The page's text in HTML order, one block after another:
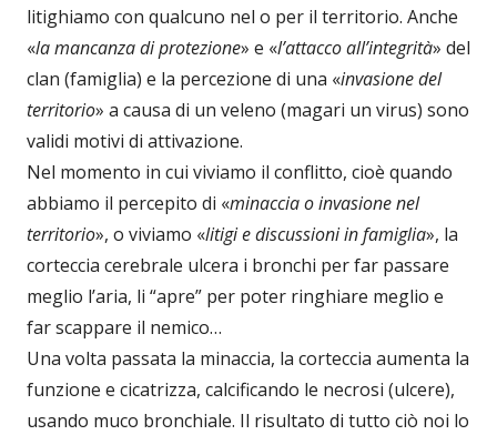
litighiamo con qualcuno nel o per il territorio. Anche
«la mancanza di protezione» e «l’attacco all’integrità» del
clan (famiglia) e la percezione di una «invasione del
territorio» a causa di un veleno (magari un virus) sono
validi motivi di attivazione.
Nel momento in cui viviamo il conflitto, cioè quando
abbiamo il percepito di «minaccia o invasione nel
territorio», o viviamo «litigi e discussioni in famiglia», la
corteccia cerebrale ulcera i bronchi per far passare
meglio l’aria, li “apre” per poter ringhiare meglio e
far scappare il nemico…
Una volta passata la minaccia, la corteccia aumenta la
funzione e cicatrizza, calcificando le necrosi (ulcere),
usando muco bronchiale. Il risultato di tutto ciò noi lo